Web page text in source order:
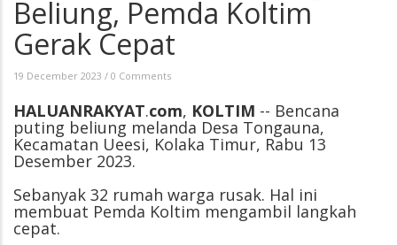
Beliung, Pemda Koltim
Gerak Cepat
19 December 2023 / 0 Comments
HALUANRAKYAT.com, KOLTIM -- Bencana
puting beliung melanda Desa Tongauna,
Kecamatan Ueesi, Kolaka Timur, Rabu 13
Desember 2023.
Sebanyak 32 rumah warga rusak. Hal ini
membuat Pemda Koltim mengambil langkah
cepat.